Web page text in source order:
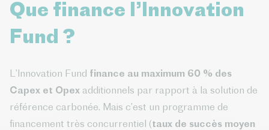
Que finance l’Innovation
Fund ?
L’Innovation Fund finance au maximum 60 % des
Capex et Opex additionnels par rapport à la solution de
référence carbonée. Mais c’est un programme de
financement très concurrentiel (taux de succès moyen